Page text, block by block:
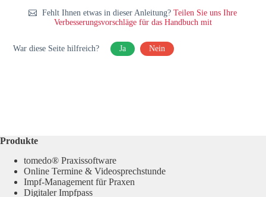
Fehlt Ihnen etwas in dieser Anleitung?Teilen Sie uns Ihre
Verbesserungsvorschläge für das Handbuch mit
War diese Seite hilfreich? Ja Nein
Produkte
tomedo® Praxissoftware
Online Termine & Videosprechstunde
Impf-Management für Praxen
Digitaler Impfpass